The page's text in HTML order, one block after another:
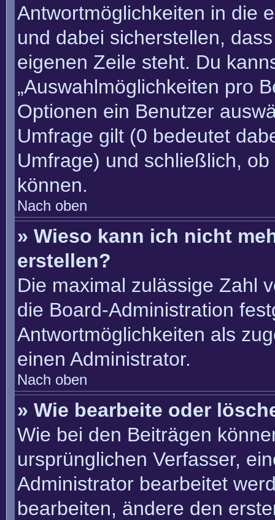
Antwortmöglichkeiten in die
und dabei sicherstellen,
eigenen Zeile steht. Du
„Auswahlmöglichkeiten pro
Optionen ein Benutzer
Umfrage gilt (0 bedeutet
Umfrage) und schließlich,
können.
Nach oben
» Wieso kann ich nicht
erstellen?
Die maximal zulässige Zahl
die Board-Administration
Antwortmöglichkeiten als
einen Administrator.
Nach oben
» Wie bearbeite oder
Wie bei den Beiträgen
ursprünglichen Verfasser,
Administrator bearbeitet
bearbeiten, ändere den